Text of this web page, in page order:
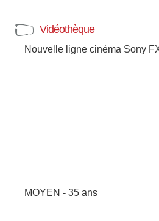
Vidéothèque
Nouvelle ligne cinéma Sony
MOYEN - 35 ans